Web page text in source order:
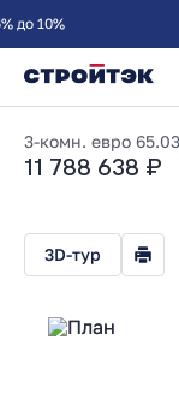
2-
3-комн. евро
11 788 638 ₽
3D-тур